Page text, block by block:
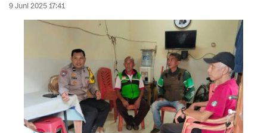
9 Juni 2025 17:41